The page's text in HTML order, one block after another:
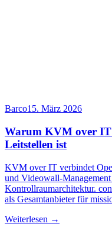
Barco15. März 2026
Warum KVM over
Leitstellen ist
KVM over IT verbindet
und Videowall-
Kontrollraumarchitektur.
als Gesamtanbieter für
Weiterlesen →